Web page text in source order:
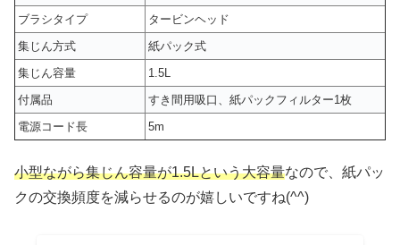
ブラシタイプ
タービンヘッド
集じん方式
紙パック式
集じん容量
1.5L
付属品
すき間用吸口、紙パックフィルター1枚
電源コード長
5m
小型ながら集じん容量が1.5Lという大容量なので、紙パッ
クの交換頻度を減らせるのが嬉しいですね(^^)